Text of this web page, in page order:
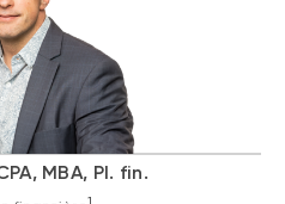
MBA, Pl. fin.
1